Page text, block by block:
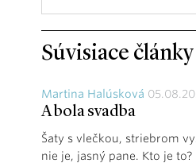
Súvisiace články
Martina Halúsková
A bola svadba
Šaty s vlečkou, striebrom
nie je, jasný pane. Kto je to?